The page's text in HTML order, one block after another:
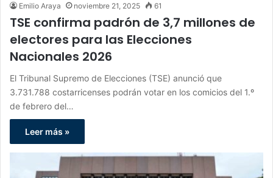
Emilio Araya noviembre 21, 2025 61
TSE confirma padrón de 3,7 millones de
electores para las Elecciones
Nacionales 2026
El Tribunal Supremo de Elecciones (TSE) anunció que
3.731.788 costarricenses podrán votar en los comicios del 1.º
de febrero del…
Leer más »